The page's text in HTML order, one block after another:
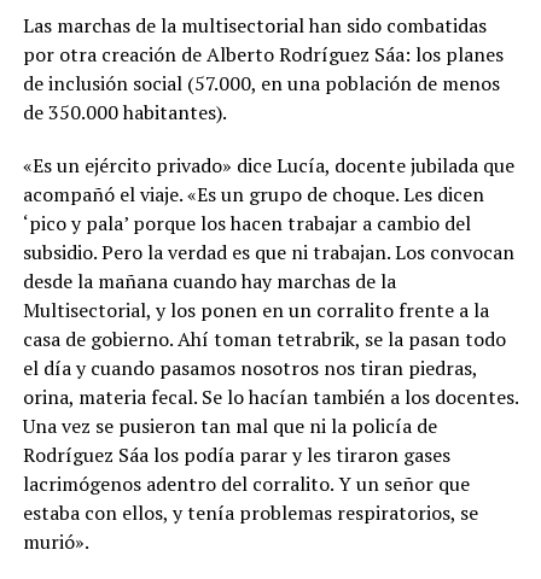
Las marchas de la multisectorial han sido combatidas
por otra creación de Alberto Rodríguez Sáa: los planes
de inclusión social (57.000, en una población de menos
de 350.000 habitantes).
«Es un ejército privado» dice Lucía, docente jubilada que
acompañó el viaje. «Es un grupo de choque. Les dicen
‘pico y pala’ porque los hacen trabajar a cambio del
subsidio. Pero la verdad es que ni trabajan. Los convocan
desde la mañana cuando hay marchas de la
Multisectorial, y los ponen en un corralito frente a la
casa de gobierno. Ahí toman tetrabrik, se la pasan todo
el día y cuando pasamos nosotros nos tiran piedras,
orina, materia fecal. Se lo hacían también a los docentes.
Una vez se pusieron tan mal que ni la policía de
Rodríguez Sáa los podía parar y les tiraron gases
lacrimógenos adentro del corralito. Y un señor que
estaba con ellos, y tenía problemas respiratorios, se
murió».